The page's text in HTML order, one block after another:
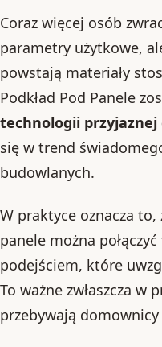
Coraz więcej osób
parametry użytkowe,
powstają materiały
Podkład Pod Panele
technologii przyjaznej
się w trend
budowlanych.
W praktyce oznacza
panele można
podejściem, które
To ważne zwłaszcza w
przebywają